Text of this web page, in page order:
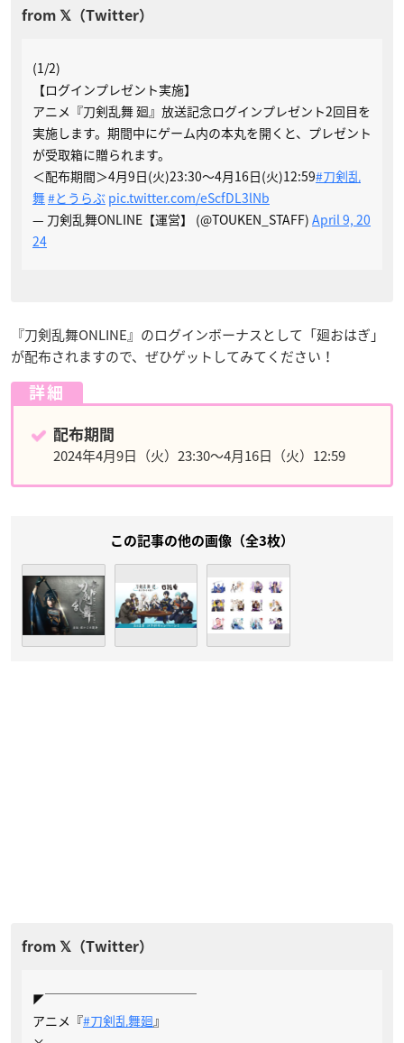
(1/2)
【ログインプレゼント実施】
アニメ『刀剣乱舞 廻』放送記念ログインプレゼント2回目を
実施します。期間中にゲーム内の本丸を開くと、プレゼント
が受取箱に贈られます。
＜配布期間＞4月9日(火)23:30～4月16日(火)12:59#刀剣乱
舞#とうらぶ pic.twitter.com/eScfDL3lNb
— 刀剣乱舞ONLINE【運営】 (@TOUKEN_STAFF) April 9, 20
24
『刀剣乱舞ONLINE』のログインボーナスとして「廻おはぎ」
が配布されますので、ぜひゲットしてみてください！
詳細
配布期間
2024年4月9日（火）23:30～4月16日（火）12:59
この記事の他の画像（全3枚）
◤￣￣￣￣￣￣￣￣￣￣￣￣
アニメ『#刀剣乱舞廻』